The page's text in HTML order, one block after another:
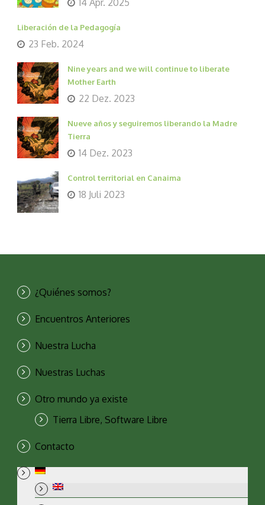
Liberación de la Pedagogía
23 Feb. 2024
Nine years and we will continue to liberate
Mother Earth
22 Dez. 2023
Nueve años y seguiremos liberando la Madre
Tierra
14 Dez. 2023
Control territorial en Canaima
18 Juli 2023
¿Quiénes somos?
Encuentros Anteriores
Nuestra Lucha
Nuestras Luchas
Otro mundo ya existe
Tierra Libre, Software Libre
Contacto